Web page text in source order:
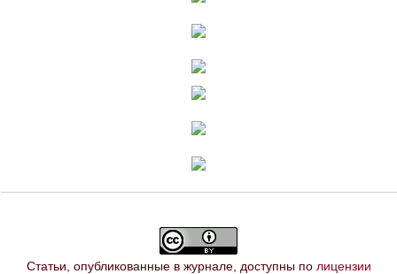
Статьи, опубликованные в журнале, доступны по лицензии